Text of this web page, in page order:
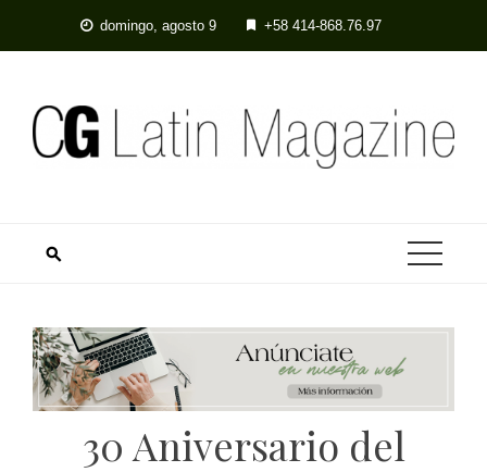
domingo, agosto 9 +58 414-868.76.97
30 Aniversario del